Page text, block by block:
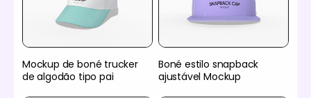
Mockup de boné trucker
de algodão tipo pai
Boné estilo snapback
ajustável Mockup